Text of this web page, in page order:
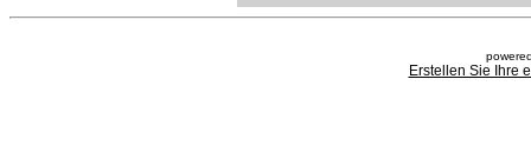
Erstellen Sie Ihre